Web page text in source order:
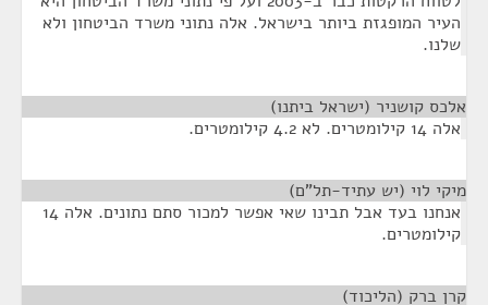
העיר המופגזת ביותר בישראל. אלה נתוני משרד הביטחון ולא
שלנו.
אלכס קושניר (ישראל ביתנו)
אלה 14 קילומטרים. לא 4.2 קילומטרים.
מיקי לוי (יש עתיד-תל"ם)
אנחנו בעד אבל תבינו שאי אפשר למכור סתם נתונים. אלה 14
קילומטרים.
קרן ברק (הליכוד)